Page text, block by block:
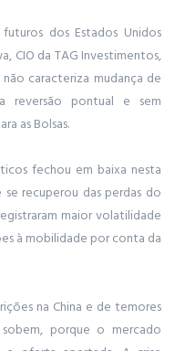
dos Estados Unidos
CIO da TAG Investimentos,
caracteriza mudança de
reversão pontual e sem
as Bolsas.
fechou em baixa nesta
recuperou das perdas do
maior volatilidade
à mobilidade por conta da
na China e de temores
porque o mercado